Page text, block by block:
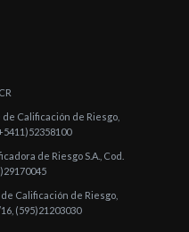
de acciones de S.A. San
de Prefinanciación de
de Calificación de Riesgo,
de Riesgo S.A., Cod.
de Calificación de Riesgo,
(595)21203030